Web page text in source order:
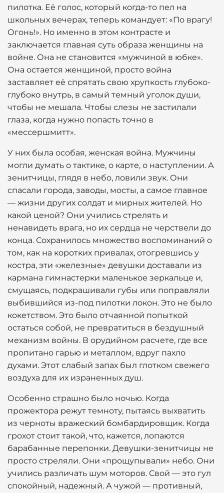
пилотка. Её голос, который когда-то пел на
школьных вечерах, теперь командует: «По врагу!
Огонь!». Но именно в этом контрасте и
заключается главная суть образа женщины на
войне. Она не становится «мужчиной в юбке».
Она остается женщиной, просто война
заставляет её спрятать свою хрупкость глубоко-
глубоко внутрь, в самый темный уголок души,
чтобы не мешала. Чтобы слезы не застилали
глаза, когда нужно попасть точно в
«мессершмитт».
У них была особая, женская война. Мужчины
могли думать о тактике, о карте, о наступлении. А
зенитчицы, глядя в небо, ловили звук. Они
спасали города, заводы, мосты, а самое главное
— жизни других солдат и мирных жителей. Но
какой ценой? Они учились стрелять и
ненавидеть врага, но их сердца не черствели до
конца. Сохранилось множество воспоминаний о
том, как на коротких привалах, отогревшись у
костра, эти «железные» девушки доставали из
кармана гимнастерки маленькое зеркальце и,
смущаясь, подкрашивали губы или поправляли
выбившийся из-под пилотки локон. Это не было
кокетством. Это было отчаянной попыткой
остаться собой, не превратиться в бездушный
механизм войны. В орудийном расчете, где все
пропитано гарью и металлом, вдруг пахло
духами. Этот слабый запах был глотком свежего
воздуха для их израненных душ.
Особенно страшно было ночью. Когда
прожектора режут темноту, пытаясь выхватить
из черноты вражеский бомбардировщик. Когда
грохот стоит такой, что, кажется, лопаются
барабанные перепонки. Девушки-зенитчицы не
просто стреляли. Они «прощупывали» небо. Они
учились различать шум моторов. Свой — это гул
спокойный, надежный. А чужой — противный,